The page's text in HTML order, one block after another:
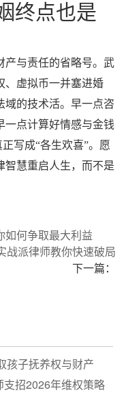
终点也是
产与责任的省略号。武
、虚拟币一并塞进婚
域的技术活。早一点咨
一点计算好情感与金钱
写成“各生欢喜”。愿
智慧重启人生，而不是
如何争取最大利益
派律师教你快速破局
下一篇：
孩子抚养权与财产
招2026年维权策略